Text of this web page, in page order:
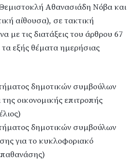
Αθανασιάδη Νόβα και
αίθουσα), σε τακτική
με τις διατάξεις του άρθρου 67
εξής θέματα ημερήσιας
δημοτικών συμβούλων
της οικονομικής επιτροπής
δημοτικών συμβούλων
για το κυκλοφοριακό